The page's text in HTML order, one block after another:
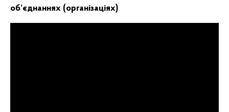
об’єднаннях (організаціях)